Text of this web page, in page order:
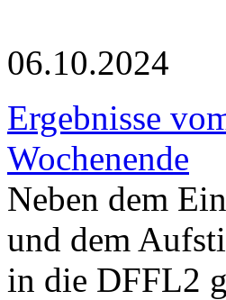
06.10.2024
Ergebnisse
Wochenende
Neben dem
und dem
in die DFFL2